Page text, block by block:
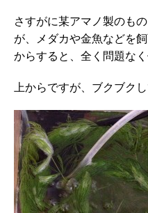
さすがに某アマノ製のも
が、メダカや金魚などを
からすると、全く問題なく
上からですが、ブクブクし